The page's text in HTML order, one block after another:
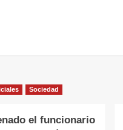
Sociedad
el funcionario